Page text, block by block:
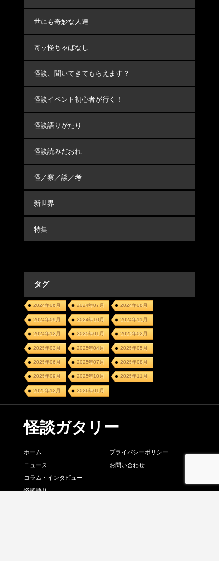
世にも奇妙な人達
奇ッ怪ちゃばなし
怪談、聞いてきてもらえます？
怪談イベント初心者が行く！
怪談語りがたり
怪談読みだおれ
怪／察／談／考
新世界
特集
タグ
2024年06月 2024年07月 2024年08月
2024年09月 2024年10月 2024年11月
2024年12月 2025年01月 2025年02月
2025年03月 2025年04月 2025年05月
2025年06月 2025年07月 2025年08月
2025年09月 2025年10月 2025年11月
2025年12月 2026年01月
怪談ガタリー
ホーム
ニュース
コラム・インタビュー
怪談語り
プライバシーポリシー
お問い合わせ